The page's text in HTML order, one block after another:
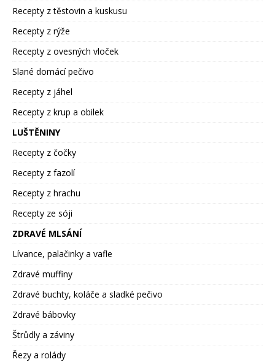
Recepty z těstovin a kuskusu
Recepty z rýže
Recepty z ovesných vloček
Slané domácí pečivo
Recepty z jáhel
Recepty z krup a obilek
LUŠTĚNINY
Recepty z čočky
Recepty z fazolí
Recepty z hrachu
Recepty ze sóji
ZDRAVÉ MLSÁNÍ
Lívance, palačinky a vafle
Zdravé muffiny
Zdravé buchty, koláče a sladké pečivo
Zdravé bábovky
Štrůdly a záviny
Řezy a rolády